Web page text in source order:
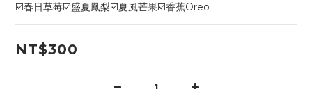
☑️春日草莓☑️盛夏鳳梨☑️夏風芒果☑️香蕉Oreo
NT$300